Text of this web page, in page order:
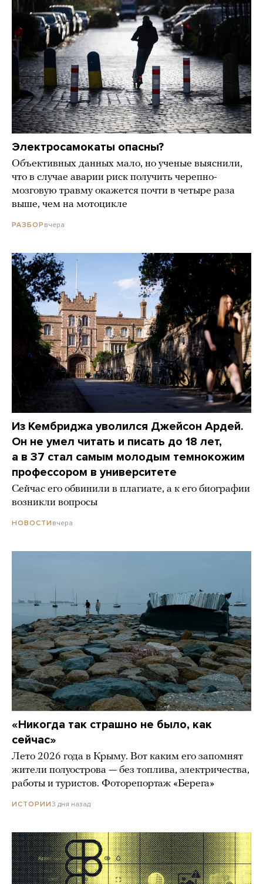
Электросамокаты опасны?
Объективных данных мало, но ученые выяснили,
что в случае аварии риск получить черепно-
мозговую травму окажется почти в четыре раза
выше, чем на мотоцикле
РАЗБОР вчера
Из Кембриджа уволился Джейсон Ардей.
Он не умел читать и писать до 18 лет,
а в 37 стал самым молодым темнокожим
профессором в университете
Сейчас его обвинили в плагиате, а к его биографии
возникли вопросы
НОВОСТИ вчера
«Никогда так страшно не было, как
сейчас»
Лето 2026 года в Крыму. Вот каким его запомнят
жители полуострова — без топлива, электричества,
работы и туристов. Фоторепортаж «Берега»
ИСТОРИИ3 дня назад